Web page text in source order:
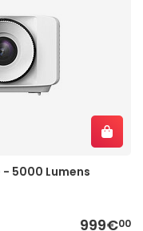
- 5000 Lumens
999€00